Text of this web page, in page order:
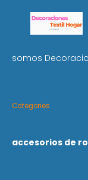
somos
Categories
accesorios de